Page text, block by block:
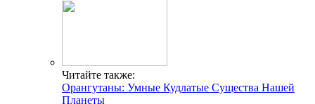
Читайте также:
Орангутаны: Умные Кудлатые Существа Нашей
Планеты